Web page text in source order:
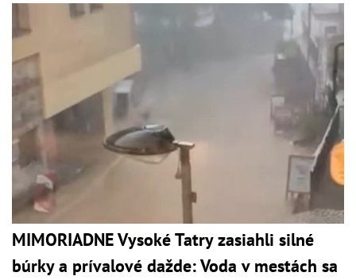
MIMORIADNE Vysoké Tatry zasiahli silné
búrky a prívalové dažde: Voda v mestách sa